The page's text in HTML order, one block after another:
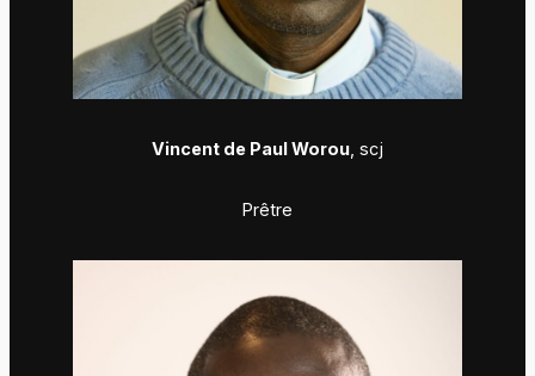
Vincent de Paul Worou , scj
Prêtre